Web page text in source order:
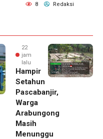
8 Redaksi
22
jam
lalu
Hampir
Setahun
Pascabanjir,
Warga
Arabungong
Masih
Menunggu